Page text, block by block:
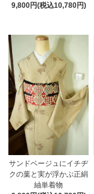
9,800円(税込10,780円)
サンドベージュにイチヂ
クの葉と実が浮かぶ正絹
紬単着物